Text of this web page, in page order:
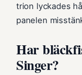
trion lyckades
panelen
Har
Singer?